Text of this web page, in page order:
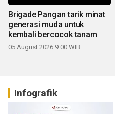
Brigade Pangan tarik minat
generasi muda untuk
kembali bercocok tanam
05 August 2026 9:00 WIB
Infografik